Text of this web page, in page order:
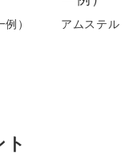
） アムステル